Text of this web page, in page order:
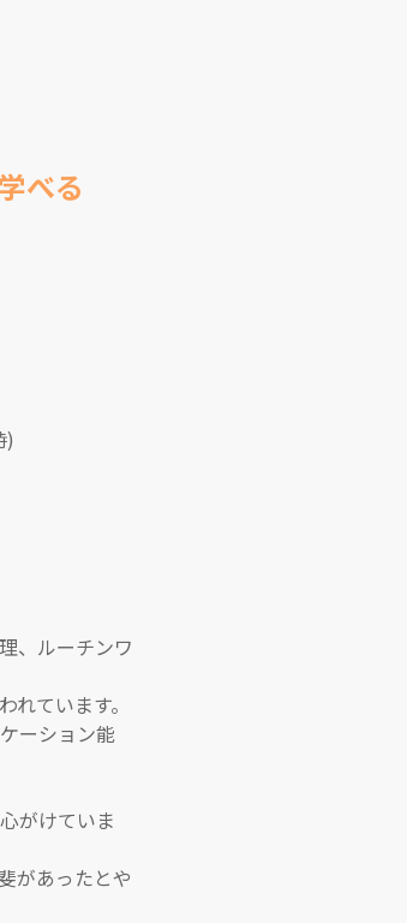
べる
)
、ルーチンワ
ています。
ーション能
がけていま
があったとや